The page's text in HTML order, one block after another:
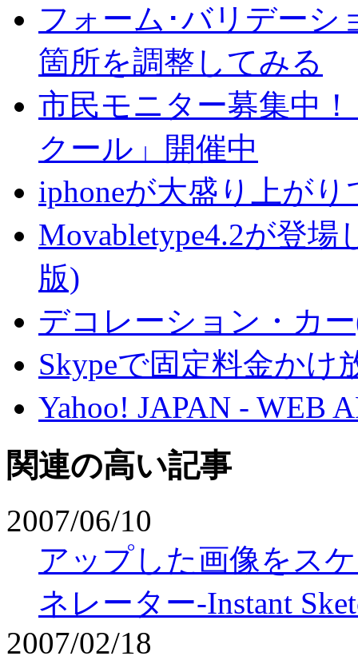
フォーム･バリデーシ
箇所を調整してみる
市民モニター募集中
クール」開催中
iphoneが大盛り上が
Movabletype4.2が登
版)
デコレーション・カ
Skypeで固定料金かけ
Yahoo! JAPAN - WEB
関連の高い記事
2007/06/10
アップした画像をス
ネレーター-Instant
2007/02/18